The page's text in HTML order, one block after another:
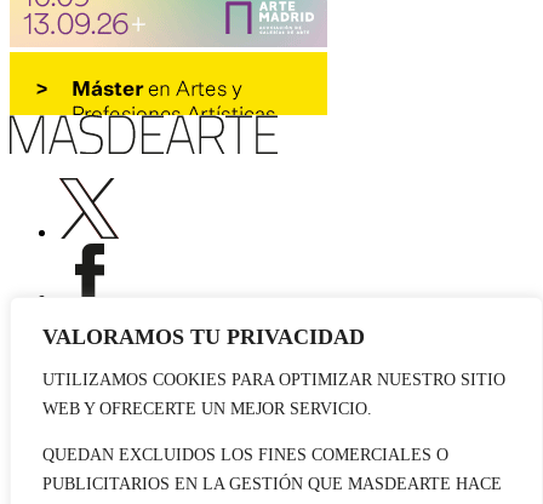
VALORAMOS TU PRIVACIDAD
UTILIZAMOS COOKIES PARA OPTIMIZAR NUESTRO SITIO
WEB Y OFRECERTE UN MEJOR SERVICIO.
QUEDAN EXCLUIDOS LOS FINES COMERCIALES O
PUBLICITARIOS EN LA GESTIÓN QUE MASDEARTE HACE
Publicidad
Contacto
© 2026 masdearte. Información de exposiciones, museos y artistas